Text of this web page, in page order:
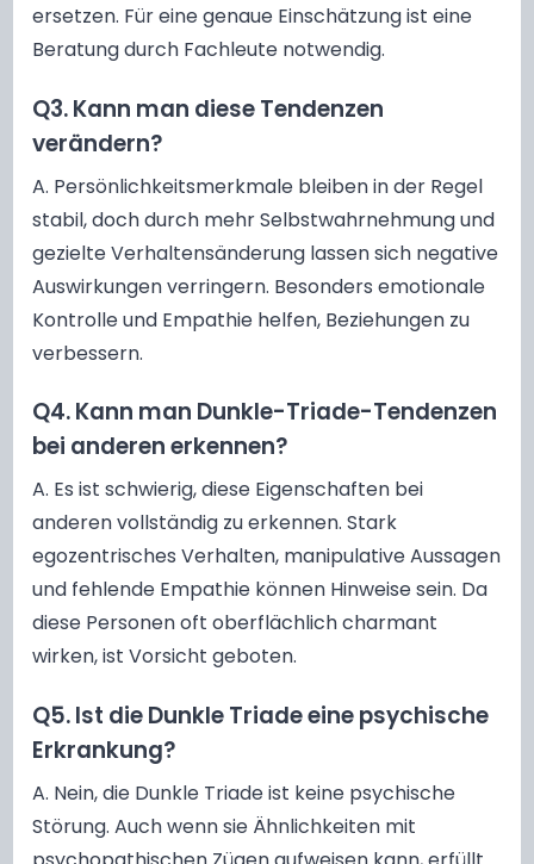
ersetzen. Für eine genaue Einschätzung ist eine
Beratung durch Fachleute notwendig.
Q3. Kann man diese Tendenzen
verändern?
A. Persönlichkeitsmerkmale bleiben in der Regel
stabil, doch durch mehr Selbstwahrnehmung und
gezielte Verhaltensänderung lassen sich negative
Auswirkungen verringern. Besonders emotionale
Kontrolle und Empathie helfen, Beziehungen zu
verbessern.
Q4. Kann man Dunkle-Triade-Tendenzen
bei anderen erkennen?
A. Es ist schwierig, diese Eigenschaften bei
anderen vollständig zu erkennen. Stark
egozentrisches Verhalten, manipulative Aussagen
und fehlende Empathie können Hinweise sein. Da
diese Personen oft oberflächlich charmant
wirken, ist Vorsicht geboten.
Q5. Ist die Dunkle Triade eine psychische
Erkrankung?
A. Nein, die Dunkle Triade ist keine psychische
Störung. Auch wenn sie Ähnlichkeiten mit